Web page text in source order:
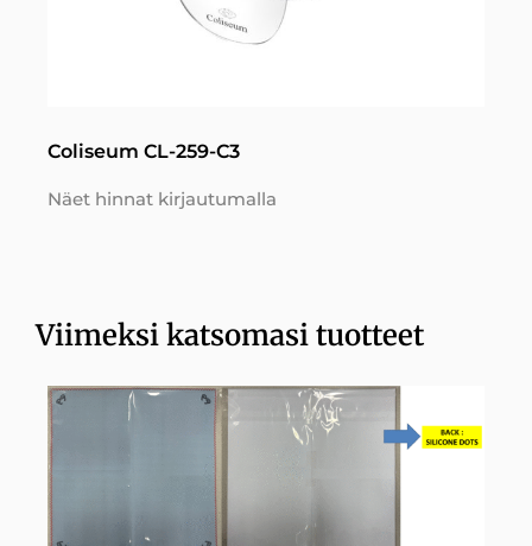
Coliseum CL-259-C3
Näet hinnat kirjautumalla
Viimeksi katsomasi tuotteet